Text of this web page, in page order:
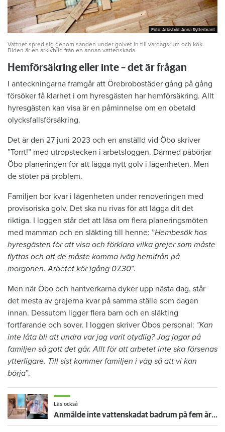
Foto: Arkivbild: Anna Rytterbrant
Foto: Arkivbild: Anna Rytterbrant
Vattnet spred sig genom sanden under golvet in till vardagsrum och kök.
Biden är en arkivbild från en annan vattenskada.
Hemförsäkring eller inte – det är frågan
I anteckningarna framgår att Örebrobostäder gång på gång
försöker få klarhet i om hyresgästen har hemförsäkring. Allt
hyresgästen kan visa är en påminnelse om en obetald
olycksfallsförsäkring.
Det är den 27 juni 2023 och en anställd vid Öbo skriver
”Torrt!” med utropstecken i arbetsloggen. Därmed påbörjar
Öbo planeringen för att lägga nytt golv i lägenheten. Men
de stöter på problem.
Familjen bor kvar i lägenheten under renoveringen med
provisoriska golv. Det ska nu rivas för att lägga dit det
riktiga. I loggen står det att läsa om flera planeringsmöten
med mamman och en släkting till henne: ”Hembesök hos
hyresgästen för att visa och förklara vilka grejer som måste
flyttas och att de måste komma iväg hemifrån på
morgonen. Arbetet kör igång 07.30”.
Men när Öbo och hantverkarna dyker upp nästa dag, står
det mesta av grejerna kvar på samma ställe som dagen
innan. Dessutom ligger flera barn och en släkting
fortfarande och sover. I loggen skriver Öbos personal: ”Kan
inte låta bli att undra var jag varit otydlig? Jag jagar på
familjen så gott det går. Allt för att arbetet inte ska försenas
ytterligare. Till sist kommer familjen i väg så att vi kan
börja”.
Läs också
Anmälde inte vattenskadat badrum på fem år – krävs på 125 000 kronor